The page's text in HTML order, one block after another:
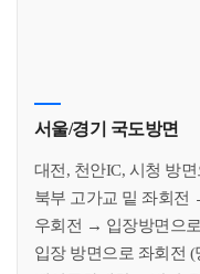
서울/경기 국도방면
대전, 천안IC, 시청 방
북부 고가교 밑 좌회
우회전 → 입장방면으
입장 방면으로 좌회전